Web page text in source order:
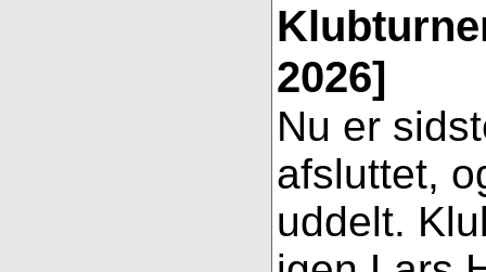
2026]
Nu er
afsluttet,
uddelt.